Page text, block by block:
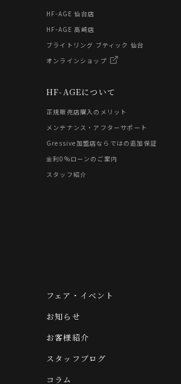
HF-AGEについて
正規販売店購入のメリット
メンテナンス・アフターサポート
Gressive加盟店ならではの追加保証
金利0%ローンのご案内
スタッフ紹介
HF-AGE 仙台店
HF-AGE 高崎店
ブライトリング ブティック 仙台
オンラインショップ
フェア・イベント
お知らせ
お客様紹介
スタッフブログ
コラム